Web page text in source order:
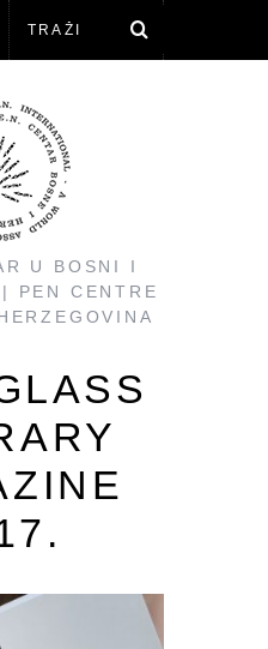
U BOSNI I
PEN CENTRE